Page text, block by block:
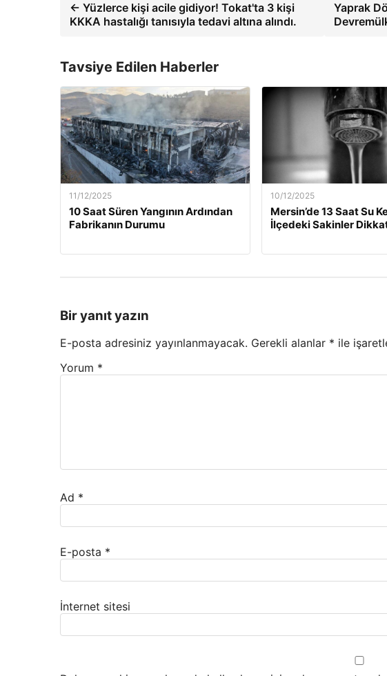
← Yüzlerce kişi acile gidiyor! Tokat'ta 3 kişi
KKKA hastalığı tanısıyla tedavi altına alındı.
Yaprak
Tavsiye Edilen Haberler
11/12/2025
10 Saat Süren Yangının Ardından
Fabrikanın Durumu
10/12/2025
Mersin’de 13 Saat Su
İlçedeki Sakinler
Bir yanıt yazın
E-posta adresiniz yayınlanmayacak. Gerekli alanlar * ile
Yorum *
Ad *
E-posta *
İnternet sitesi